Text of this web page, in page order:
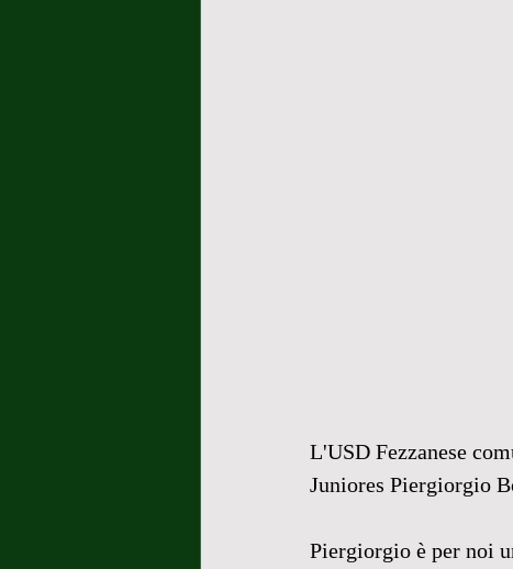
L'USD Fezzanese
Juniores Piergiorgio
Piergiorgio è per noi